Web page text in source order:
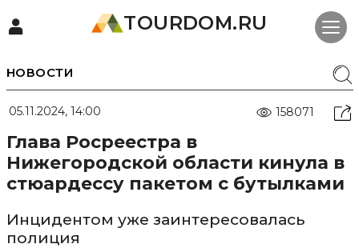
TOURDOM.RU
НОВОСТИ
05.11.2024, 14:00 158071
Глава Росреестра в
Нижегородской области кинула в
стюардессу пакетом с бутылками
Инцидентом уже заинтересовалась
полиция